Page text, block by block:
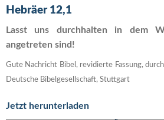
Hebräer 12,1
Lasst uns durchhalten in dem
angetreten sind!
Gute Nachricht Bibel, revidierte Fassung,
Deutsche Bibelgesellschaft, Stuttgart
Jetzt herunterladen